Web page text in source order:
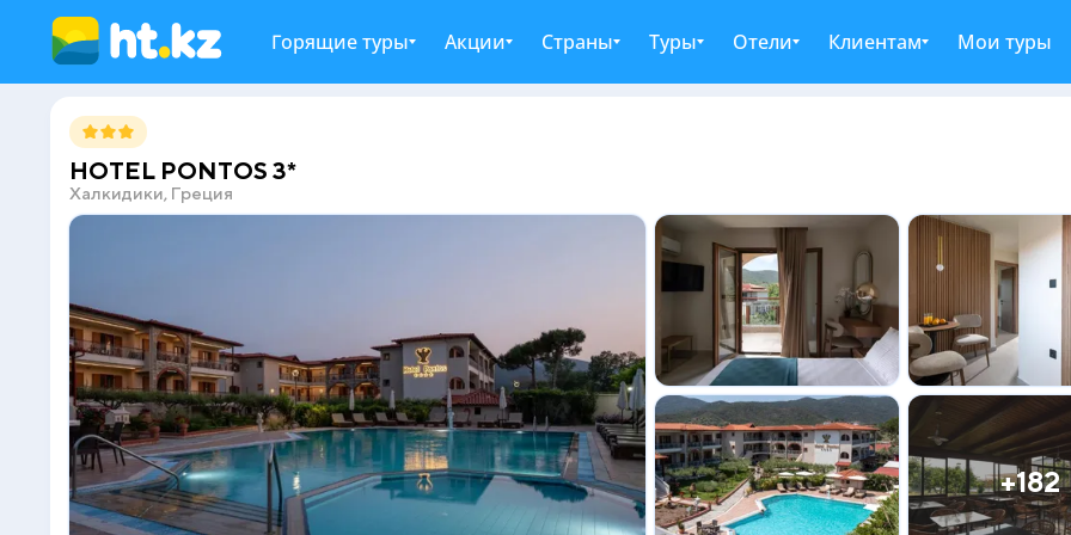
Горящие туры Акции Страны Туры Отели Клиентам Мои туры
HOTEL PONTOS 3*
Халкидики, Греция
+182